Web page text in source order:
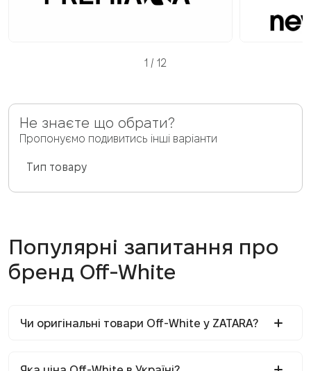
1 / 12
Не знаєте що обрати?
Пропонуємо подивитись інші варіанти
Тип товару
Популярні запитання про
бренд Off-White
Чи оригінальні товари Off-White у ZATARA?